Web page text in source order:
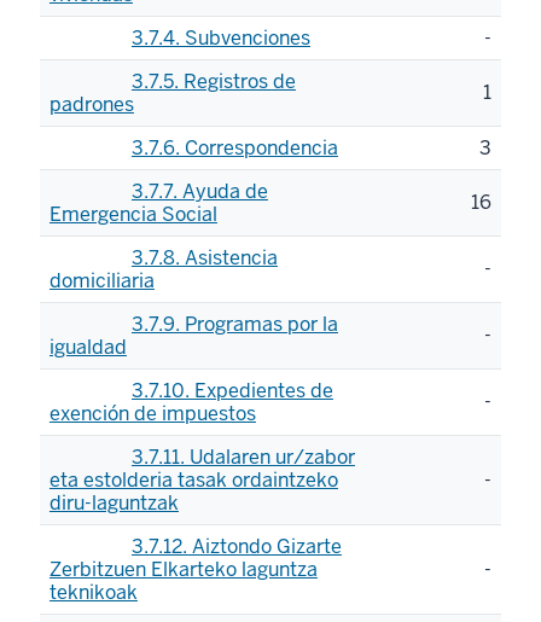
3.7.4. Subvenciones
-
3.7.5. Registros de
padrones
1
3.7.6. Correspondencia
3
3.7.7. Ayuda de
Emergencia Social
16
3.7.8. Asistencia
domiciliaria
-
3.7.9. Programas por la
igualdad
-
3.7.10. Expedientes de
exención de impuestos
-
3.7.11. Udalaren ur/zabor
eta estolderia tasak ordaintzeko
diru-laguntzak
-
3.7.12. Aiztondo Gizarte
Zerbitzuen Elkarteko laguntza
teknikoak
-